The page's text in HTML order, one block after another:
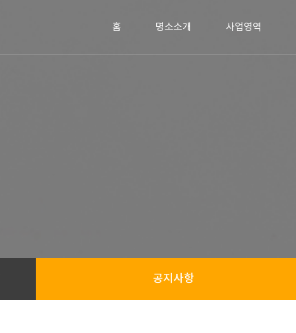
홈 명소소개 사업영역
공지사항